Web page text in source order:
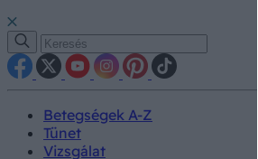
Betegségek A-Z
Tünet
Vizsgálat